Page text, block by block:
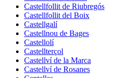
Castellfollit de Riubregós
Castellfollit del Boix
Castellgalí
Castellnou de Bages
Castellolí
Castellterçol
Castellví de la Marca
Castellví de Rosanes